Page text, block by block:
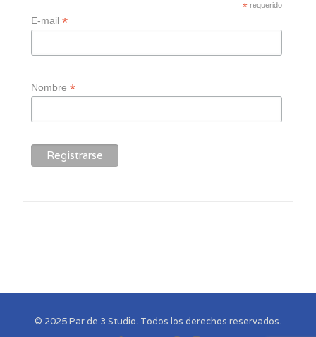
* requerido
E-mail*
Nombre*
© 2025 Par de 3 Studio. Todos los derechos reservados.